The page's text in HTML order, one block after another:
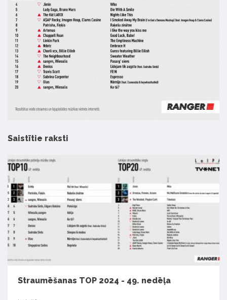
Saistītie raksti
Straumēšanas TOP 2024 - 49. nedēļa